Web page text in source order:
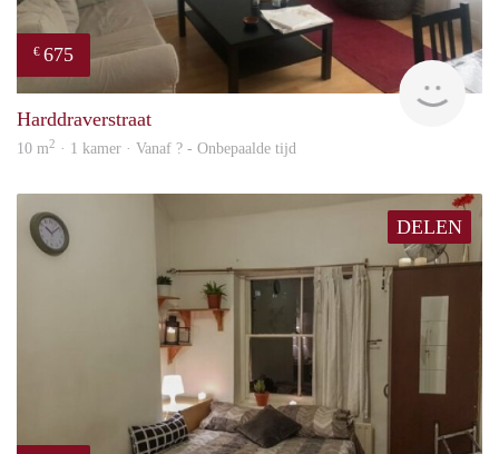
€ 675
Harddraverstraat
10 m2 · 1 kamer · Vanaf ? - Onbepaalde tijd
DELEN